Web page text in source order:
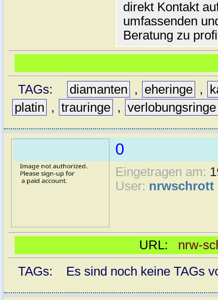
direkt Kontakt
umfassenden
Beratung zu
TAGs: diamanten , eheringe ,
platin
, trauringe , verlobungsringe
0
Eingetragen am:
User: nrwschrott
URL: nrw-
TAGs: Es sind noch keine TAGs